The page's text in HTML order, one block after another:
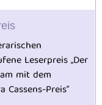
Leserpreis „Der
mit dem
Cassens-Preis“